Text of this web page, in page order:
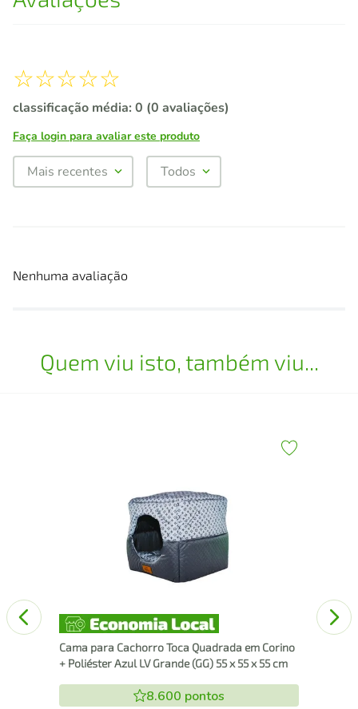
☆☆☆☆☆
classificação média: 0 (0 avaliações)
Faça login para avaliar este produto
Mais recentes Todos
Nenhuma avaliação
Quem viu isto, também viu...
Cama para Cachorro Toca Quadrada em Corino
+ Poliéster Azul LV Grande (GG) 55 x 55 x 55 cm
8.600 pontos